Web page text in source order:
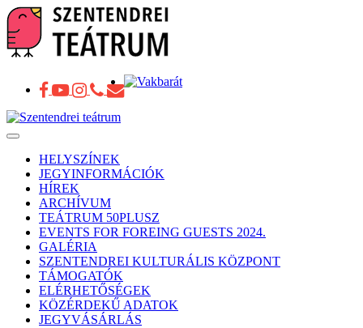
Toggle
navigationHELYSZÍNEK
JEGYINFORMÁCIÓK
HÍREK
ARCHÍVUM
TEÁTRUM 50PLUSZ
EVENTS FOR FOREING GUESTS 2024.
GALÉRIA
SZENTENDREI KULTURÁLIS KÖZPONT
TÁMOGATÓK
ELÉRHETŐSÉGEK
KÖZÉRDEKŰ ADATOK
JEGYVÁSÁRLÁS